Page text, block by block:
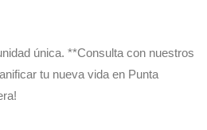
única. **Consulta con nuestros
tu nueva vida en Punta